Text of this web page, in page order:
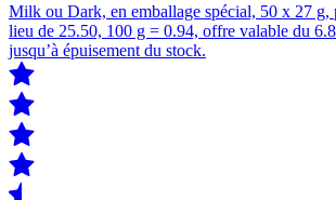
Milk ou Dark, en emballage spécial, 50 x 27 g,
lieu de 25.50, 100 g = 0.94, offre valable du
jusqu’à épuisement du stock.